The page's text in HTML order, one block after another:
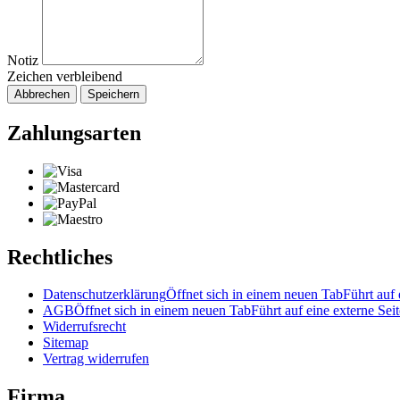
Notiz
Zeichen verbleibend
Abbrechen Speichern
Zahlungsarten
Rechtliches
DatenschutzerklärungÖffnet sich in einem neuen TabFührt auf
AGBÖffnet sich in einem neuen TabFührt auf eine externe
Widerrufsrecht
Sitemap
Vertrag widerrufen